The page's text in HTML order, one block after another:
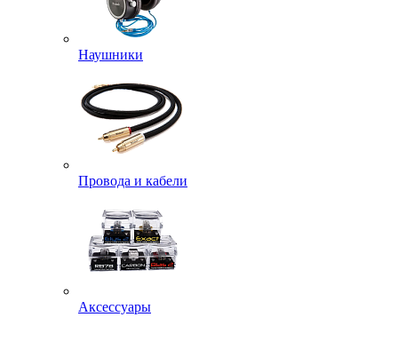
Наушники
Провода и кабели
Аксессуары